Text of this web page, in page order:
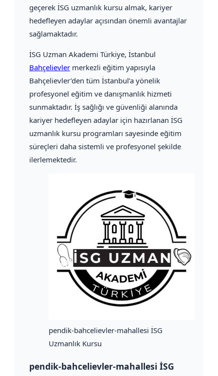
geçerek İSG uzmanlık kursu almak, kariyer
hedefleyen adaylar açısından önemli avantajlar
sağlamaktadır.
İSG Uzman Akademi Türkiye, İstanbul
Bahçelievler merkezli eğitim yapısıyla
Bahçelievler’den tüm İstanbul’a yönelik
profesyonel eğitim ve danışmanlık hizmeti
sunmaktadır. İş sağlığı ve güvenliği alanında
kariyer hedefleyen adaylar için hazırlanan İSG
uzmanlık kursu programları sayesinde eğitim
süreçleri daha sistemli ve profesyonel şekilde
ilerlemektedir.
pendik-bahcelievler-mahallesi İSG
Uzmanlık Kursu
pendik-bahcelievler-mahallesi İSG